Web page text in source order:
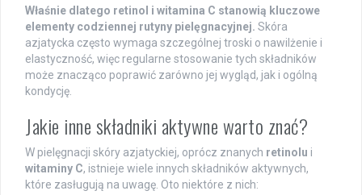
Właśnie dlatego retinol i witamina C stanowią kluczowe
elementy codziennej rutyny pielęgnacyjnej. Skóra
azjatycka często wymaga szczególnej troski o nawilżenie i
elastyczność, więc regularne stosowanie tych składników
może znacząco poprawić zarówno jej wygląd, jak i ogólną
kondycję.
Jakie inne składniki aktywne warto znać?
W pielęgnacji skóry azjatyckiej, oprócz znanych retinolu i
witaminy C, istnieje wiele innych składników aktywnych,
które zasługują na uwagę. Oto niektóre z nich: